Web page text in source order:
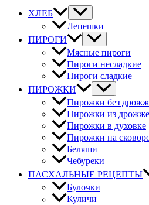
ХЛЕБ
Лепешки
ПИРОГИ
Мясные пироги
Пироги несладкие
Пироги сладкие
ПИРОЖКИ
Пирожки без
Пирожки из
Пирожки в духовке
Пирожки на
Беляши
Чебуреки
ПАСХАЛЬНЫЕ РЕЦЕПТЫ
Булочки
Куличи